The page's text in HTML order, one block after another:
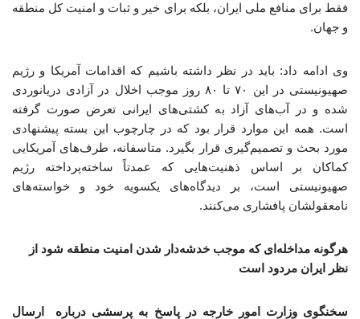
فقط برای منافع ملی ایران، بلکه برای خیر و ثبات و امنیت کل منطقه
و جهان.
وی ادامه داد: باید در نظر داشته باشیم که اقدامات آمریکا و رژیم
صهیونیستی در این ۷۰ تا ۸۰ روز موجب اخلال در آزادی دریانوردی
شده و در آب‌های آزاد به کشتی‌های ایرانی تعرض صورت گرفته
است. همه این موارد قرار بود که در چارچوب این بسته پیشنهادی
مورد بحث و تصمیم‌گیری قرار بگیرد. متاسفانه، طرف‌های آمریکایی
کماکان بر اساس ذهنیت‌هایی که عمدتاً ساخته‌پرداخته رژیم
صهیونیستی است، بر دیدگاه‌های یکسویه خود و خواسته‌های
نامعقولشان پافشاری می‌کنند.
هرگونه مداخله‌ای که موجب خدشه‌دار شدن امنیت منطقه شود از
نظر ایران مردود است
سخنگوی وزارت امور خارجه در پاسخ به پرسشی درباره ارسال